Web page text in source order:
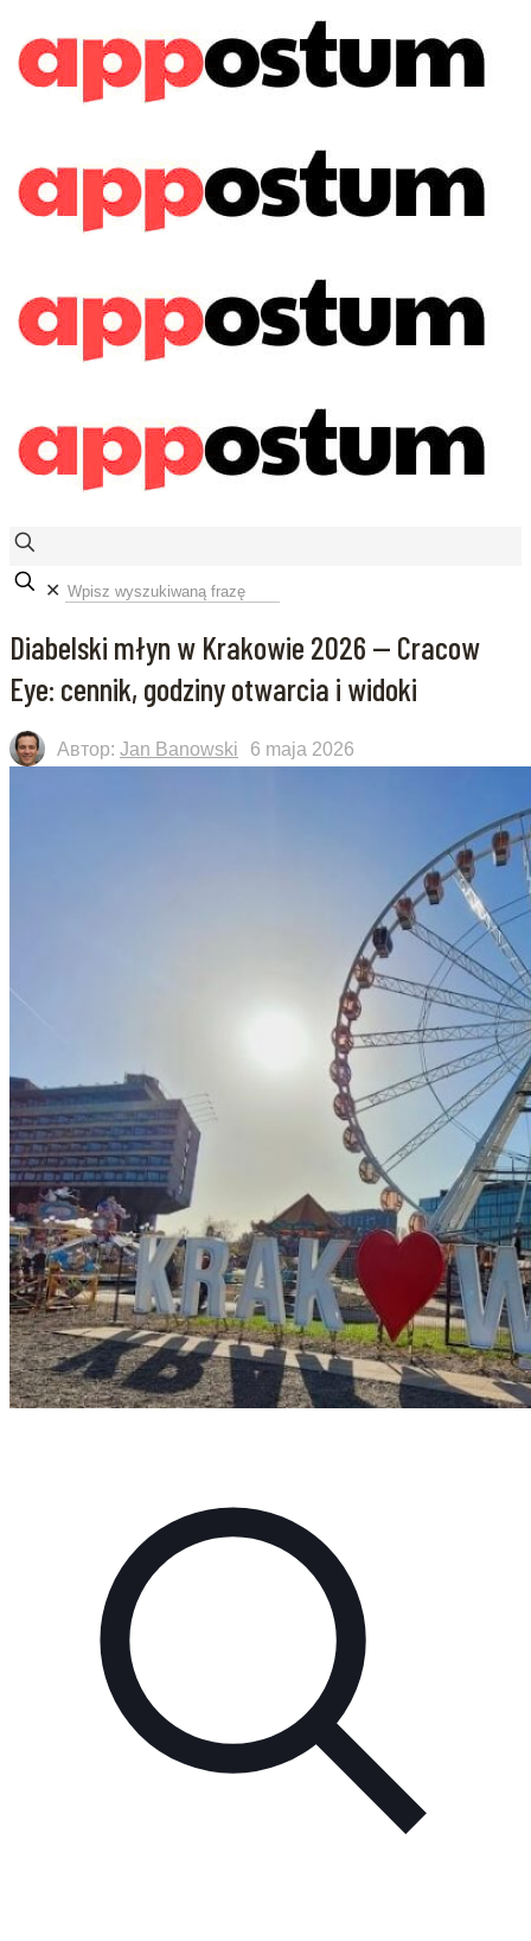
✕
Diabelski młyn w Krakowie 2026 — Cracow
Eye: cennik, godziny otwarcia i widoki
Автор: Jan Banowski 6 maja 2026